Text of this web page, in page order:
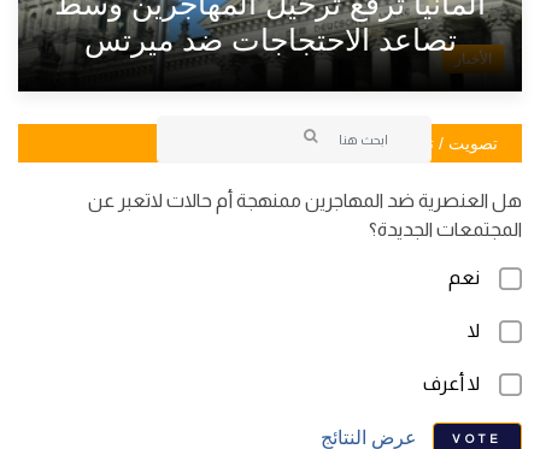
الأخبار
تصاعد الاحتجاجات ضد ميرتس
تصويت / تصويت
هل العنصرية ضد المهاجرين ممنهجة أم حالات لاتعبر عن
المجتمعات الجديدة؟
نعم
لا
لا أعرف
VOTE عرض النتائج